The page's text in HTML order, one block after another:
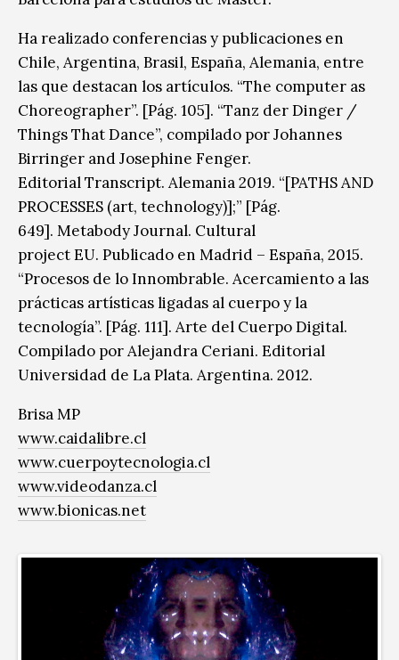
Ha realizado conferencias y publicaciones en
Chile, Argentina, Brasil, España, Alemania, entre
las que destacan los artículos. “The computer as
Choreographer”. [Pág. 105]. “Tanz der Dinger /
Things That Dance”, compilado por Johannes
Birringer and Josephine Fenger.
Editorial Transcript. Alemania 2019. “[PATHS AND
PROCESSES (art, technology)];” [Pág.
649]. Metabody Journal. Cultural
project EU. Publicado en Madrid – España, 2015.
“Procesos de lo Innombrable. Acercamiento a las
prácticas artísticas ligadas al cuerpo y la
tecnología”. [Pág. 111]. Arte del Cuerpo Digital.
Compilado por Alejandra Ceriani. Editorial
Universidad de La Plata. Argentina. 2012.
Brisa MP
www.caidalibre.cl
www.cuerpoytecnologia.cl
www.videodanza.cl
www.bionicas.net